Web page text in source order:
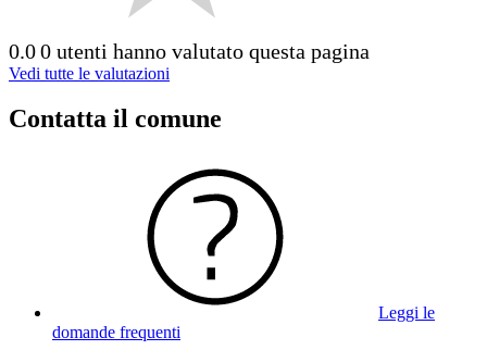
0.00 utenti hanno valutato questa pagina
Vedi tutte le valutazioni
Contatta il comune
Leggi le
domande frequenti